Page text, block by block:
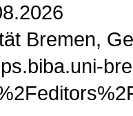
Bremen,